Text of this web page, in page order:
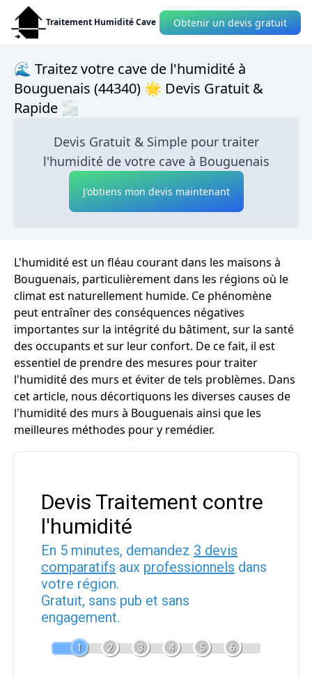
Traitement Humidité Cave Obtenir un devis gratuit
🌊 Traitez votre cave de l'humidité à
Bouguenais (44340) 🌟 Devis Gratuit &
Rapide 🌫
Devis Gratuit & Simple pour traiter
l'humidité de votre cave à Bouguenais
J'obtiens mon devis maintenant
L'humidité est un fléau courant dans les maisons à
Bouguenais, particulièrement dans les régions où le
climat est naturellement humide. Ce phénomène
peut entraîner des conséquences négatives
importantes sur la intégrité du bâtiment, sur la santé
des occupants et sur leur confort. De ce fait, il est
essentiel de prendre des mesures pour traiter
l'humidité des murs et éviter de tels problèmes. Dans
cet article, nous décortiquons les diverses causes de
l'humidité des murs à Bouguenais ainsi que les
meilleures méthodes pour y remédier.
Devis Traitement contre
l'humidité
En 5 minutes, demandez 3 devis
comparatifs aux professionnels dans
votre région.
Gratuit, sans pub et sans
engagement.
1 2 3 4 5 6